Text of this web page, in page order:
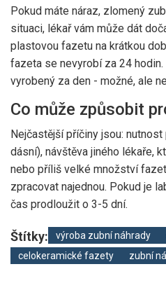
Pokud máte náraz, zlomený
situaci, lékař vám může dát
plastovou fazetu na krátkou
fazeta se nevyrobí za 24
vyrobený za den - možné, ale
Co může způsobit
Nejčastější příčiny jsou:
dásní), návštěva jiného lékaře,
nebo příliš velké množství
zpracovat najednou. Pokud je
čas prodloužit o 3-5 dní.
Štítky: výroba zubní náhrady
celokeramické fazety
zubní